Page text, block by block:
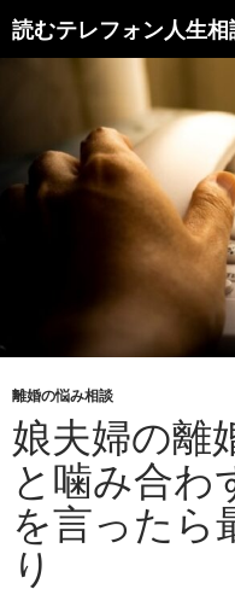
読むテレフォン人生相
離婚の悩み相談
娘夫婦の離
と噛み合わ
を言ったら
り